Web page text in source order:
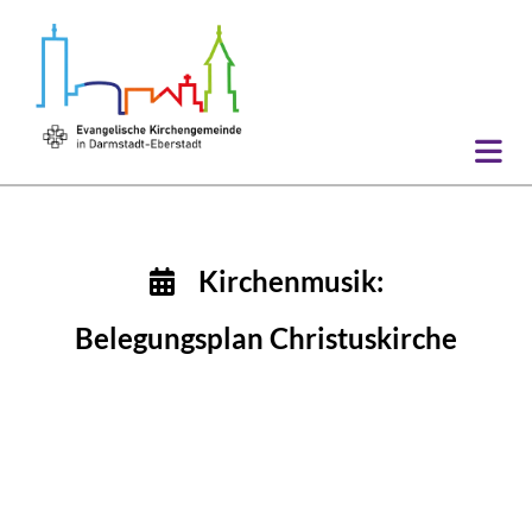
Kirchenmusik:
Belegungsplan Christuskirche